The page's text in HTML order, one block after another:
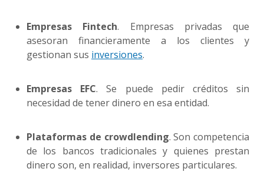
Empresas Fintech. Empresas privadas que
asesoran financieramente a los clientes y
gestionan sus inversiones.
Empresas EFC. Se puede pedir créditos sin
necesidad de tener dinero en esa entidad.
Plataformas de crowdlending. Son competencia
de los bancos tradicionales y quienes prestan
dinero son, en realidad, inversores particulares.